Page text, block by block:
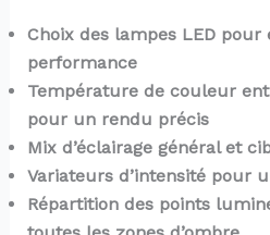
Choix des lampes LED pour
performance
Température de couleur
pour un rendu précis
Mix d’éclairage général et
Variateurs d’intensité pour
Répartition des points